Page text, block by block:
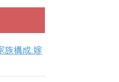
族構成:嫁